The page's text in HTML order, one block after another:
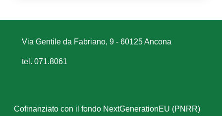
Via Gentile da Fabriano, 9 - 60125 Ancona
tel. 071.8061
Cofinanziato con il fondo NextGenerationEU (PNRR)